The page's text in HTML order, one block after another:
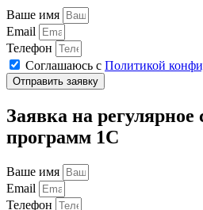
Ваше имя
Email
Телефон
Соглашаюсь с Политикой
Отправить заявку
Заявка на регулярное
программ 1С
Ваше имя
Email
Телефон